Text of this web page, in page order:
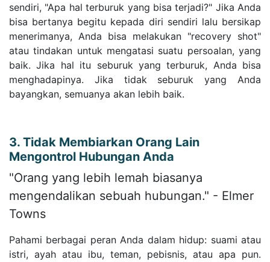
sendiri, "Apa hal terburuk yang bisa terjadi?" Jika Anda
bisa bertanya begitu kepada diri sendiri lalu bersikap
menerimanya, Anda bisa melakukan "recovery shot"
atau tindakan untuk mengatasi suatu persoalan, yang
baik. Jika hal itu seburuk yang terburuk, Anda bisa
menghadapinya. Jika tidak seburuk yang Anda
bayangkan, semuanya akan lebih baik.
3. Tidak Membiarkan Orang Lain
Mengontrol Hubungan Anda
"Orang yang lebih lemah biasanya
mengendalikan sebuah hubungan." - Elmer
Towns
Pahami berbagai peran Anda dalam hidup: suami atau
istri, ayah atau ibu, teman, pebisnis, atau apa pun.